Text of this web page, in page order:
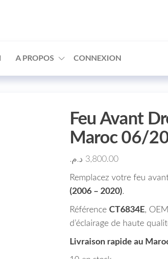
A PROPOS CONNEXION
Feu Avant
Maroc 06/
3,800.00 د.م.
Remplacez votre feu
(2006 – 2020).
Référence CT6834E, OEM
d’éclairage de haute
Livraison rapide au